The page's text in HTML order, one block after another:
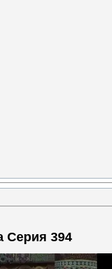
Серия 394